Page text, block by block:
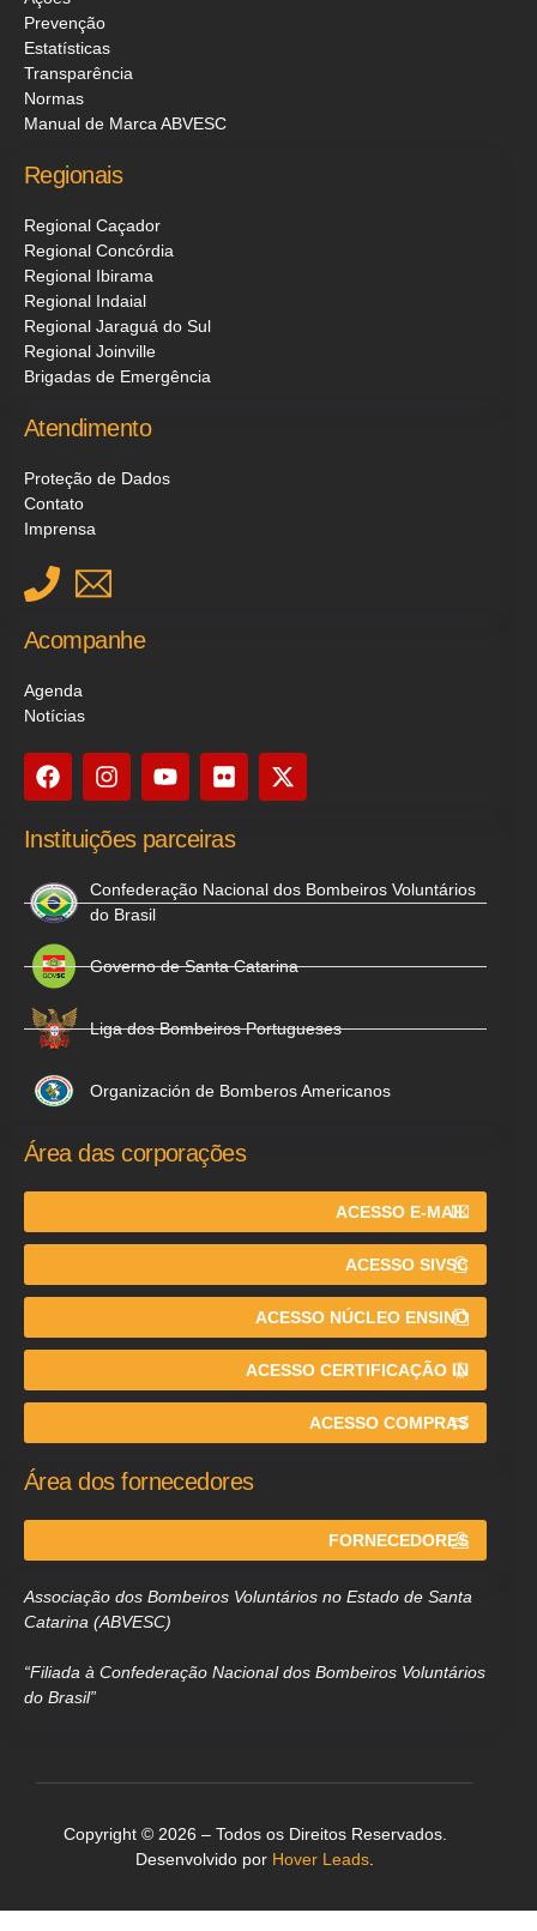
Prevenção
Estatísticas
Transparência
Normas
Manual de Marca ABVESC
Regionais
Regional Caçador
Regional Concórdia
Regional Ibirama
Regional Indaial
Regional Jaraguá do Sul
Regional Joinville
Brigadas de Emergência
Atendimento
Proteção de Dados
Contato
Imprensa
Acompanhe
Agenda
Notícias
Instituições parceiras
Confederação Nacional dos Bombeiros Voluntários
do Brasil
Governo de Santa Catarina
Liga dos Bombeiros Portugueses
Organización de Bomberos Americanos
Área das corporações
ACESSO E-MAIL
ACESSO SIVSC
ACESSO NÚCLEO ENSINO
ACESSO CERTIFICAÇÃO IN
ACESSO COMPRAS
Área dos fornecedores
FORNECEDORES
Associação dos Bombeiros Voluntários no Estado de Santa
Catarina (ABVESC)
“Filiada à Confederação Nacional dos Bombeiros Voluntários
do Brasil”
Copyright © 2026 – Todos os Direitos Reservados.
Desenvolvido por Hover Leads